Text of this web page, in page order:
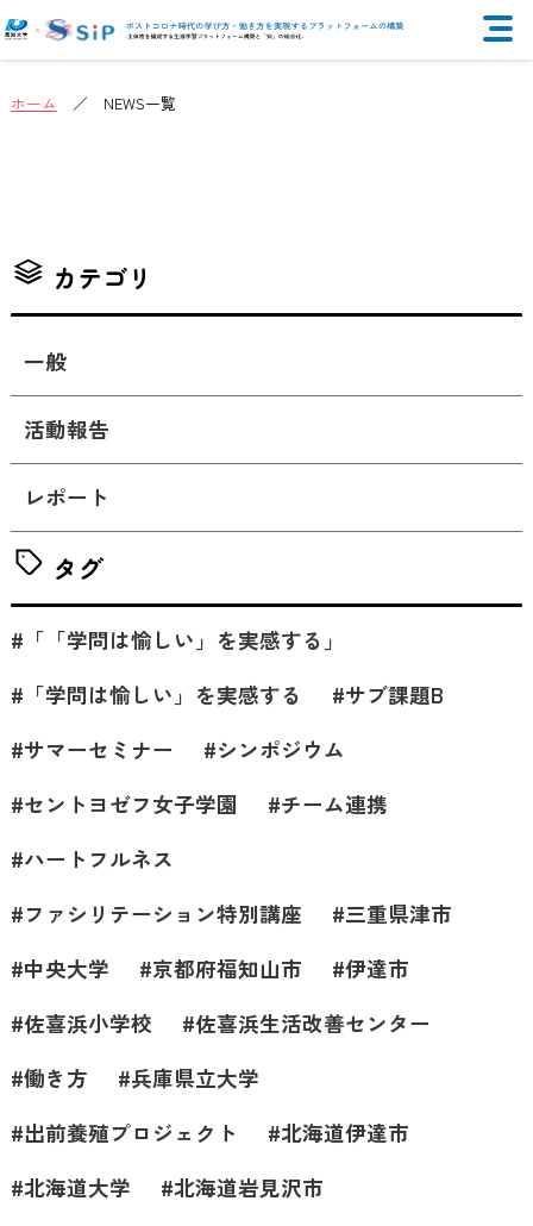
ホーム ／ NEWS一覧
カテゴリ
一般
活動報告
レポート
タグ
「「学問は愉しい」を実感する」
「学問は愉しい」を実感する
サブ課題B
サマーセミナー
シンポジウム
セントヨゼフ女子学園
チーム連携
ハートフルネス
ファシリテーション特別講座
三重県津市
中央大学
京都府福知山市
伊達市
佐喜浜小学校
佐喜浜生活改善センター
働き方
兵庫県立大学
出前養殖プロジェクト
北海道伊達市
北海道大学
北海道岩見沢市